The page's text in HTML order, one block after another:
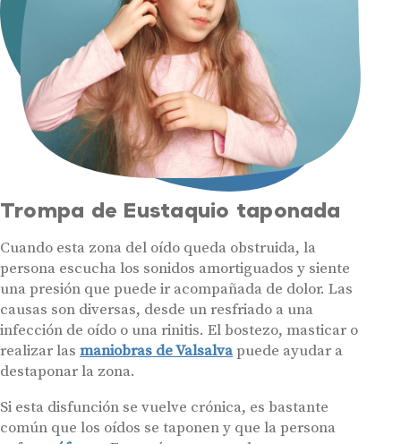
Trompa de Eustaquio taponada
Cuando esta zona del oído queda obstruida, la
persona escucha los sonidos amortiguados y siente
una presión que puede ir acompañada de dolor. Las
causas son diversas, desde un resfriado a una
infección de oído o una rinitis. El bostezo, masticar o
realizar las maniobras de Valsalvapuede ayudar a
destaponar la zona.
Si esta disfunción se vuelve crónica, es bastante
común que los oídos se taponen y que la persona